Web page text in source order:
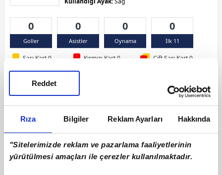
Rıza Bilgiler Reklam Ayarları Hakkında
"Sitelerimizde reklam ve pazarlama faaliyetlerinin
yürütülmesi amaçları ile çerezler kullanılmaktadır.
Reddet
0
Goller
0
Asistler
0
Oynama
0
İlk 11
Sarı Kart 0 Kırmızı Kart 0 Çift Sarı Kart 0